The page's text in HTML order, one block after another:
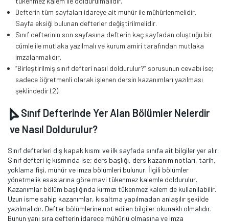
Defterin tüm sayfaları idareye ait mühür ile mühürlenmelidir.
Sayfa eksiği bulunan defterler değiştirilmelidir.
Sınıf defterinin son sayfasına defterin kaç sayfadan oluştuğu bir
cümle ile mutlaka yazılmalı ve kurum amiri tarafından mutlaka
imzalanmalıdır.
“Birleştirilmiş sınıf defteri nasıl doldurulur?” sorusunun cevabı ise;
sadece öğretmenli olarak işlenen dersin kazanımları yazılması
şeklindedir (2).
Sınıf Defterinde Yer Alan Bölümler Nelerdir
ve Nasıl Doldurulur?
Sınıf defterleri dış kapak kısmı ve ilk sayfada sınıfa ait bilgiler yer alır.
Sınıf defteri iç kısmında ise; ders başlığı, ders kazanım notları, tarih,
yoklama fişi, mühür ve imza bölümleri bulunur. İlgili bölümler
yönetmelik esaslarına göre mavi tükenmez kalemle doldurulur.
Kazanımlar bölüm başlığında kırmızı tükenmez kalem de kullanılabilir.
Uzun isme sahip kazanımlar, kısaltma yapılmadan anlaşılır şekilde
yazılmalıdır. Defter bölümlerine not edilen bilgiler okunaklı olmalıdır.
Bunun yanı sıra defterin idarece mühürlü olmasına ve imza